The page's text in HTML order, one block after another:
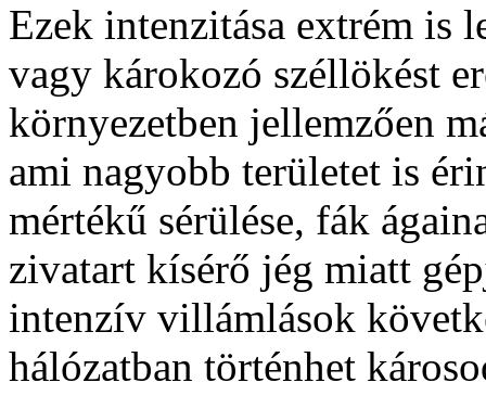
Ezek intenzitása extrém is
vagy károkozó széllökést
környezetben jellemzően
ami nagyobb területet is
mértékű sérülése, fák
zivatart kísérő jég miatt
intenzív villámlások
hálózatban történhet